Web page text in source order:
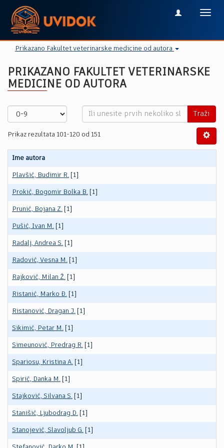
Prikazano Fakultet veterinarske medicine od autora
PRIKAZANO FAKULTET VETERINARSKE
MEDICINE OD AUTORA
Traži
Prikaz rezultata 101-120 od 151
Ime autora
Plavšić, Budimir R. [1]
Prokić, Bogomir Bolka B. [1]
Prunić, Bojana Z. [1]
Pušić, Ivan M. [1]
Radalj, Andrea S. [1]
Radović, Vesna M. [1]
Rajković, Milan Ž. [1]
Ristanić, Marko Đ. [1]
Ristanović, Dragan J. [1]
Sikimić, Petar M. [1]
Simeunović, Predrag R. [1]
Spariosu, Kristina A. [1]
Spirić, Danka M. [1]
Stajković, Silvana S. [1]
Stanišić, Ljubodrag D. [1]
Stanojević, Slavoljub G. [1]